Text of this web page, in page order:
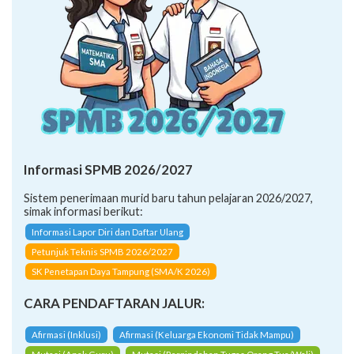
Informasi SPMB 2026/2027
Sistem penerimaan murid baru tahun pelajaran 2026/2027,
simak informasi berikut:
Informasi Lapor Diri dan Daftar Ulang
Petunjuk Teknis SPMB 2026/2027
SK Penetapan Daya Tampung (SMA/K 2026)
CARA PENDAFTARAN JALUR:
Afirmasi (Inklusi)
Afirmasi (Keluarga Ekonomi Tidak Mampu)